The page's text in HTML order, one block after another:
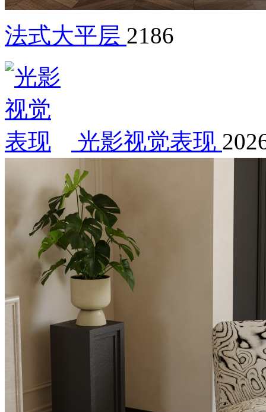
法式大平层 2186
光影视觉表现